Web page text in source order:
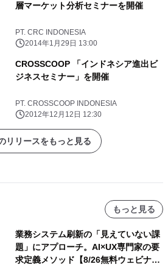
層マーケット分析セミナーを開催
PT. CRC INDONESIA
2014年1月29日 13:00
CROSSCOOP 「インドネシア進出ビ
ジネスセミナー」を開催
PT. CROSSCOOP INDONESIA
2012年12月12日 12:30
リリースをもっと見る
もっと見る
業務システム刷新の「見えていない課
題」にアプローチ。AI×UX専門家の要
求定義メソッド【8/26無料ウェビナ